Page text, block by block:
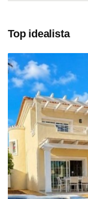
Top idealista